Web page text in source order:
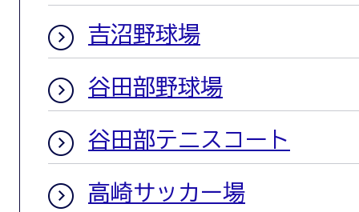
吉沼野球場
谷田部野球場
谷田部テニスコート
高崎サッカー場